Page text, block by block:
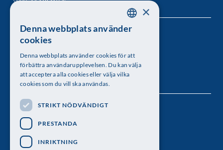
Kungl. Vetenskapsakademien
Besöksadress: Lilla Frescativägen 4A
Telefon: 08-673 95 00
Följ oss
SWEDISH
×
Denna webbplats använder
cookies
Denna webbplats använder cookies för att
förbättra användarupplevelsen. Du kan välja
att acceptera alla cookies eller välja vilka
cookies som du vill ska användas.
STRIKT NÖDVÄNDIGT
PRESTANDA
INRIKTNING